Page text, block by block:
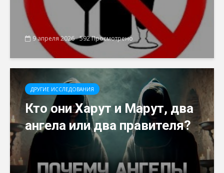
9 апреля 2026 592 Просмотрено
ДРУГИЕ ИССЛЕДОВАНИЯ
Кто они Харут и Марут, два
ангела или два правителя?